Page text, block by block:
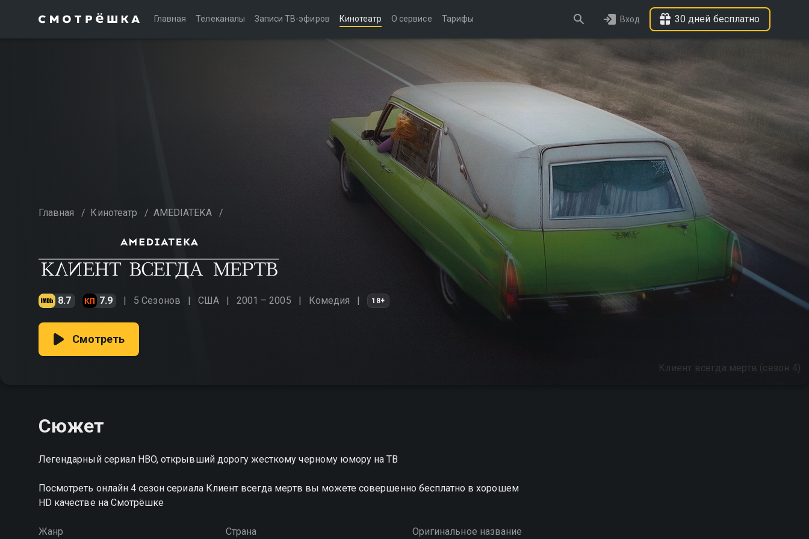
Главная Телеканалы Записи ТВ-эфиров Кинотеатр О сервисе Тарифы Вход 30 дней бесплатно
Главная / Кинотеатр / AMEDIATEKA /
8.7 7.9 5 Сезонов США 2001 – 2005 Комедия 18+
Клиент всегда мертв (сезон 4)
Смотреть
Сюжет
Легендарный сериал HBO, открывший дорогу жесткому черному юмору на ТВ
Посмотреть онлайн 4 сезон сериала Клиент всегда мертв вы можете совершенно бесплатно в хорошем
HD качестве на Смотрёшке
Жанр Страна Оригинальное название